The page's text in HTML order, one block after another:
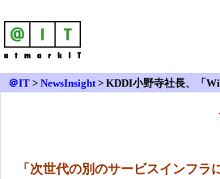
＠IT > NewsInsight> KDDI小野寺社長、「
「次世代の別のサービスインフラ